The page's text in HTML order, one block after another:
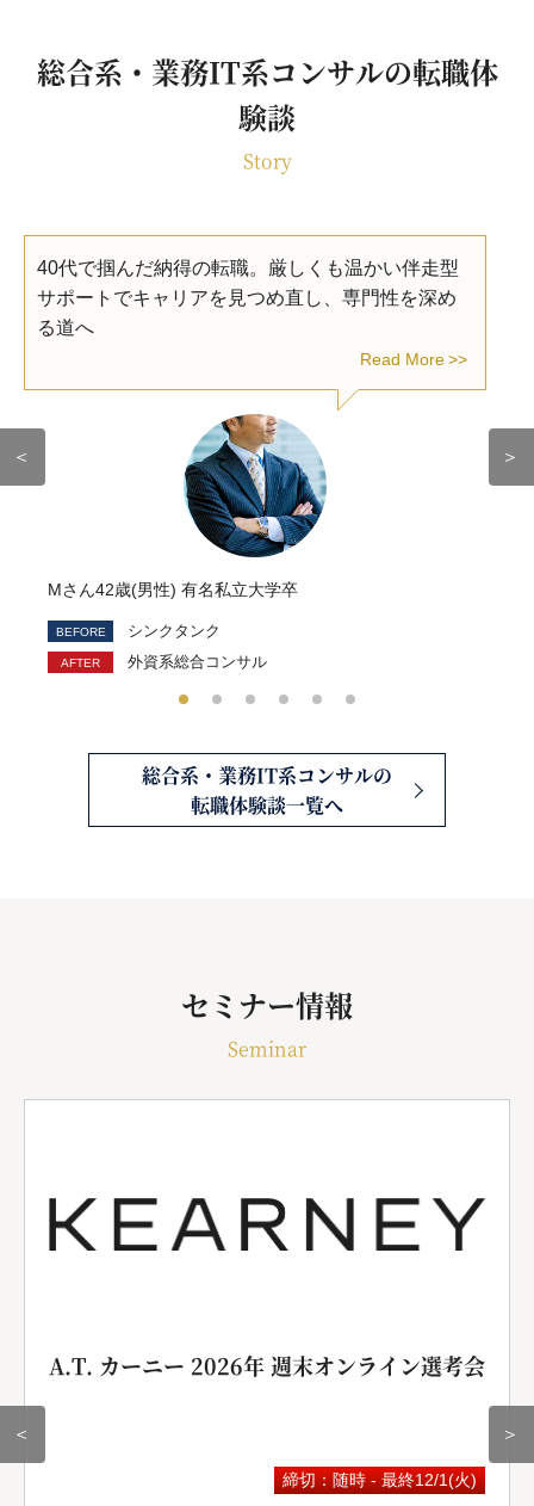
総合系・業務IT系コンサルの転職体
験談
Story
＜
40代で掴んだ納得の転職。厳しくも温かい伴走型
サポートでキャリアを見つめ直し、専門性を深め
る道へ
Read More
Mさん42歳(男性) 有名私立大学卒
シンクタンク
外資系総合コンサル
＞
総合系・業務IT系コンサルの
転職体験談一覧へ
セミナー情報
Seminar
＜
A.T. カーニー 2026年 週末オンライン選考会
締切：随時 - 最終12/1(火)
＞